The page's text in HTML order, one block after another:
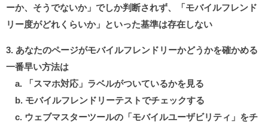
ーか、そうでないか」でしか判断されず、「モバイルフレンド
リー度がどれくらいか」といった基準は存在しない
3. あなたのページがモバイルフレンドリーかどうかを確かめる
一番早い方法は
a. 「スマホ対応」ラベルがついているかを見る
b. モバイルフレンドリーテストでチェックする
c. ウェブマスターツールの「モバイルユーザビリティ」をチ